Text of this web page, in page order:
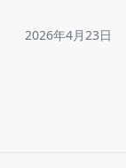
2026年4月23日